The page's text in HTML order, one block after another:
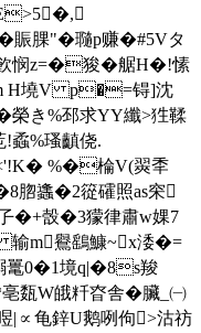
腂"�瓍p赚�#5Vタ
飮悯z=�狻� 艍H�!愫
H墝V p�=锝]沈
榮き%邳求YY纖>狌鞣
蟊%瑵齻侥.
%�棆V(翜秊
脗蠭�2篵礭照as穼
�+嗀�3獴律肅w婐7
输m鸒鷂鱇~x涹�=
鼍0�1境q|�8s羧
W皒粁昚舎�臟_㈠
龟鋅U鹅咧佝 >沽祊